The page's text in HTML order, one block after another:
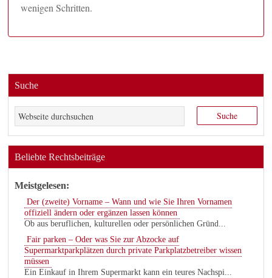
wenigen Schritten.
Suche
Beliebte Rechtsbeiträge
Meistgelesen:
Der (zweite) Vorname – Wann und wie Sie Ihren Vornamen
offiziell ändern oder ergänzen lassen können
Ob aus beruflichen, kulturellen oder persönlichen Gründ...
Fair parken – Oder was Sie zur Abzocke auf
Supermarktparkplätzen durch private Parkplatzbetreiber wissen
müssen
Ein Einkauf in Ihrem Supermarkt kann ein teures Nachspi...